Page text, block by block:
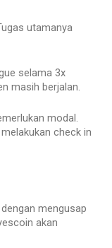
utamanya
selama 3x
masih berjalan.
modal.
check in
mengusap
akan